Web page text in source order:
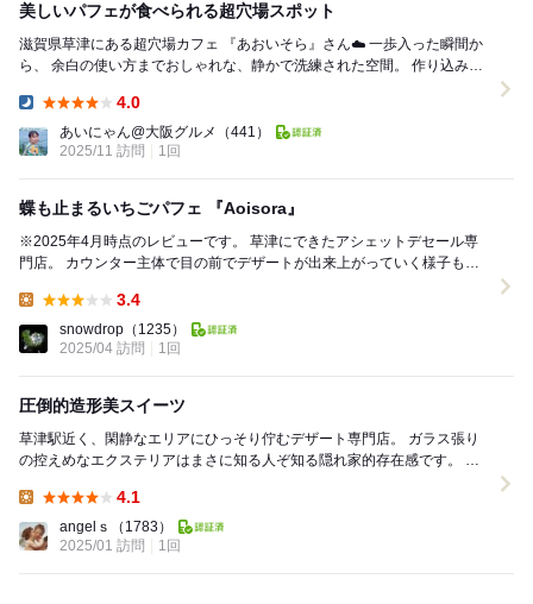
美しいパフェが食べられる超穴場スポット
滋賀県草津にある超穴場カフェ 『あおいそら』さん☁️ 一歩入った瞬間か
ら、 余白の使い方までおしゃれな、静かで洗練された空間。 作り込みす
4.0
あいにゃん@大阪グルメ
（441）
2025/11 訪問
1回
蝶も止まるいちごパフェ 『Aoisora』
※2025年4月時点のレビューです。 草津にできたアシェットデセール専
門店。 カウンター主体で目の前でデザートが出来上がっていく様子も楽
3.4
snowdrop （1235）
2025/04 訪問
1回
圧倒的造形美スイーツ
草津駅近く、閑静なエリアにひっそり佇むデザート専門店。 ガラス張り
の控えめなエクステリアはまさに知る人ぞ知る隠れ家的存在感です。 ベ
4.1
angelｓ
（1783）
2025/01 訪問
1回